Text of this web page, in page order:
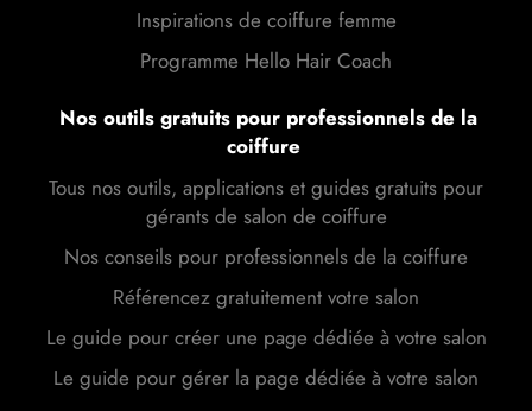
Inspirations de coiffure femme
Programme Hello Hair Coach
Nos outils gratuits pour professionnels de la
coiffure
Tous nos outils, applications et guides gratuits pour
gérants de salon de coiffure
Nos conseils pour professionnels de la coiffure
Référencez gratuitement votre salon
Le guide pour créer une page dédiée à votre salon
Le guide pour gérer la page dédiée à votre salon